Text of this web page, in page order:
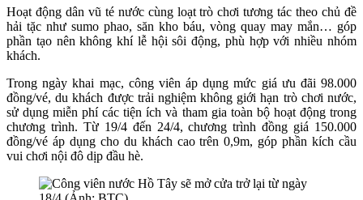
Hoạt động dân vũ té nước cùng loạt trò chơi tương tác theo chủ đề
hải tặc như sumo phao, săn kho báu, vòng quay may mắn… góp
phần tạo nên không khí lễ hội sôi động, phù hợp với nhiều nhóm
khách.
Trong ngày khai mạc, công viên áp dụng mức giá ưu đãi 98.000
đồng/vé, du khách được trải nghiệm không giới hạn trò chơi nước,
sử dụng miễn phí các tiện ích và tham gia toàn bộ hoạt động trong
chương trình. Từ 19/4 đến 24/4, chương trình đồng giá 150.000
đồng/vé áp dụng cho du khách cao trên 0,9m, góp phần kích cầu
vui chơi nội đô dịp đầu hè.